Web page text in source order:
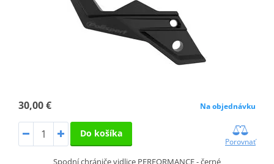
30,00 € Na objednávku
Do košíka
Porovnať
Spodní chrániče vidlice PERFORMANCE - černé